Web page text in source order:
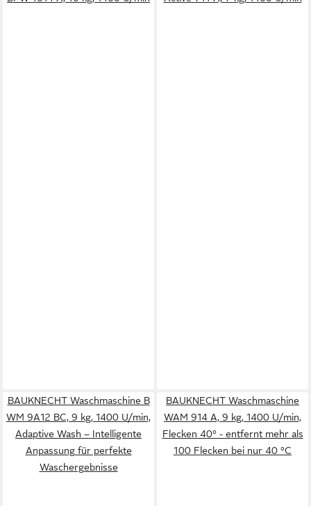
BAUKNECHT Waschmaschine B
WM 9A12 BC, 9 kg, 1400 U/min,
Adaptive Wash – Intelligente
Anpassung für perfekte
Waschergebnisse
BAUKNECHT Waschmaschine
WAM 914 A, 9 kg, 1400 U/min,
Flecken 40° - entfernt mehr als
100 Flecken bei nur 40 °C